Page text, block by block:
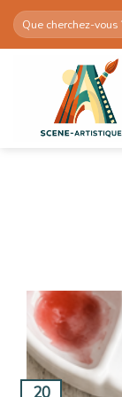
Skip
20